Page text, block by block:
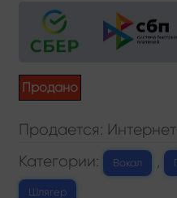
Продано
Продается:
Категории:
Вокал ,
Шлягер